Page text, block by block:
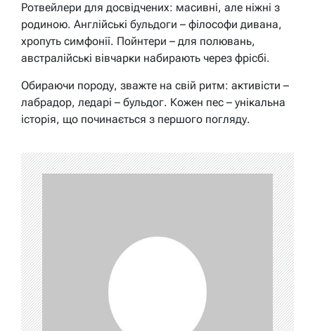
Ротвейлери для досвідчених: масивні, але ніжні з
родиною. Англійські бульдоги – філософи дивана,
хропуть симфонії. Пойнтери – для полювань,
австралійські вівчарки набирають через фрісбі.
Обираючи породу, зважте на свій ритм: активісти –
лабрадор, ледарі – бульдог. Кожен пес – унікальна
історія, що починається з першого погляду.